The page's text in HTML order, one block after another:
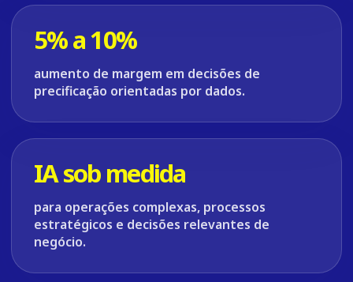
5% a 10%
aumento de margem em decisões de
precificação orientadas por dados.
IA sob medida
para operações complexas, processos
estratégicos e decisões relevantes de
negócio.